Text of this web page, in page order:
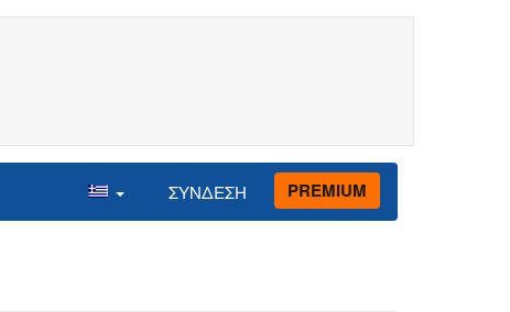
ΣΥΝΔΕΣΗ PREMIUM